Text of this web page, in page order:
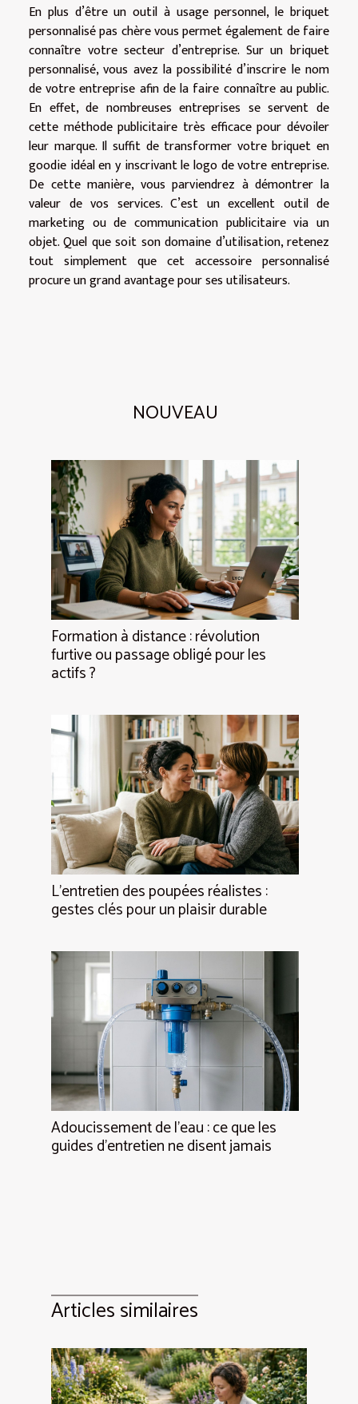
En plus d’être un outil à usage personnel, le briquet
personnalisé pas chère vous permet également de faire
connaître votre secteur d’entreprise. Sur un briquet
personnalisé, vous avez la possibilité d’inscrire le nom
de votre entreprise afin de la faire connaître au public.
En effet, de nombreuses entreprises se servent de
cette méthode publicitaire très efficace pour dévoiler
leur marque. Il suffit de transformer votre briquet en
goodie idéal en y inscrivant le logo de votre entreprise.
De cette manière, vous parviendrez à démontrer la
valeur de vos services. C’est un excellent outil de
marketing ou de communication publicitaire via un
objet. Quel que soit son domaine d’utilisation, retenez
tout simplement que cet accessoire personnalisé
procure un grand avantage pour ses utilisateurs.
NOUVEAU
Formation à distance : révolution
furtive ou passage obligé pour les
actifs ?
L’entretien des poupées réalistes :
gestes clés pour un plaisir durable
Adoucissement de l’eau : ce que les
guides d’entretien ne disent jamais
Articles similaires